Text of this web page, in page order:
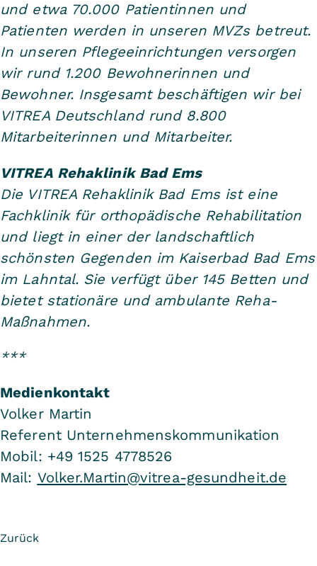
und etwa 70.000 Patientinnen und
Patienten werden in unseren MVZs betreut.
In unseren Pflegeeinrichtungen versorgen
wir rund 1.200 Bewohnerinnen und
Bewohner. Insgesamt beschäftigen wir bei
VITREA Deutschland rund 8.800
Mitarbeiterinnen und Mitarbeiter.
VITREA Rehaklinik Bad Ems
Die VITREA Rehaklinik Bad Ems ist eine
Fachklinik für orthopädische Rehabilitation
und liegt in einer der landschaftlich
schönsten Gegenden im Kaiserbad Bad Ems
im Lahntal. Sie verfügt über 145 Betten und
bietet stationäre und ambulante Reha-
Maßnahmen.
***
Medienkontakt
Volker Martin
Referent Unternehmenskommunikation
Mobil: +49 1525 4778526
Mail: Volker.Martin@vitrea-gesundheit.de
Zurück